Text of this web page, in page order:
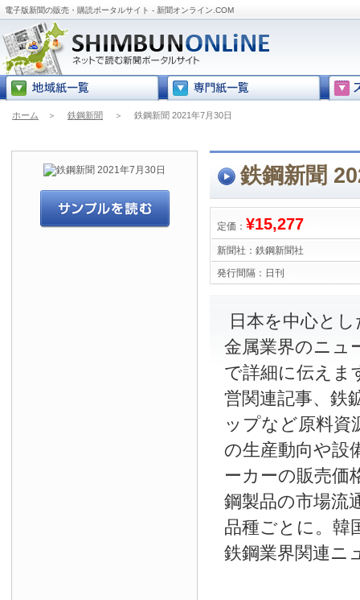
電子版新聞の販売・購読ポータルサイト - 新聞オンライン.COM
ホーム ＞ 鉄鋼新聞 ＞ 鉄鋼新聞 2021年7月30日
鉄鋼新聞
定価： ¥15,277
新聞社： 鉄鋼新聞社
発行間隔： 日刊
日本を中心と
金属業界のニュ
で詳細に伝えま
営関連記事、鉄
ップなど原料資
の生産動向や設
ーカーの販売価
鋼製品の市場流
品種ごとに。韓
鉄鋼業界関連ニ